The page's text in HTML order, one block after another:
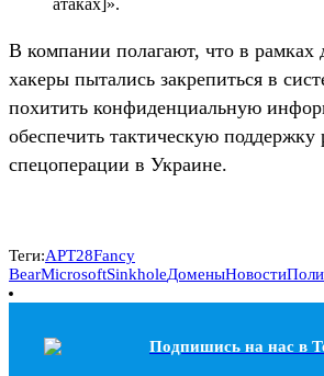
В компании полагают, что в рамках
хакеры пытались закрепиться в
похитить конфиденциальную
обеспечить тактическую поддержку
спецоперации в Украине.
Теги:APT28Fancy
BearMicrosoftSinkholeДоменыНовости
Подпишись на наc в